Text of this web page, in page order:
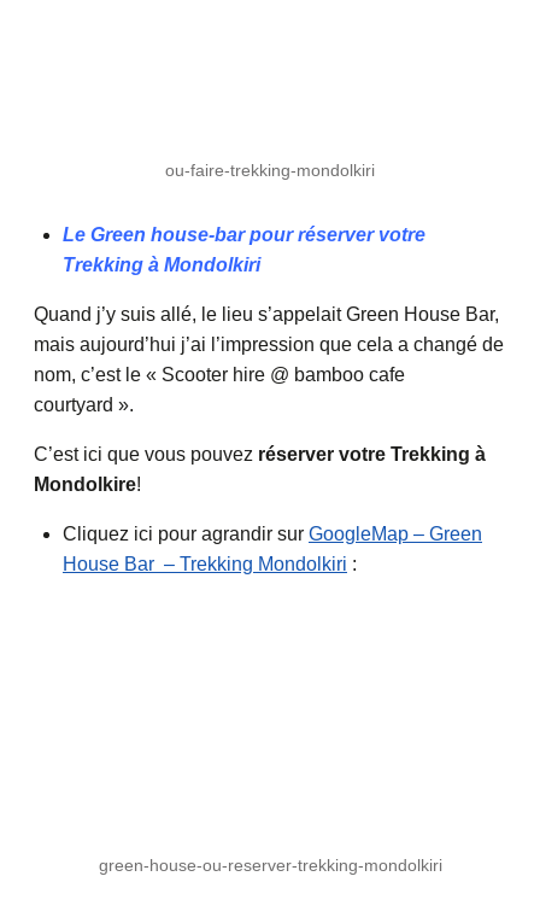
ou-faire-trekking-mondolkiri
Le Green house-bar pour réserver votre
Trekking à Mondolkiri
Quand j’y suis allé, le lieu s’appelait Green House Bar,
mais aujourd’hui j’ai l’impression que cela a changé de
nom, c’est le « Scooter hire @ bamboo cafe
courtyard ».
C’est ici que vous pouvez réserver votre Trekking à
Mondolkire!
Cliquez ici pour agrandir sur GoogleMap – Green
House Bar – Trekking Mondolkiri :
green-house-ou-reserver-trekking-mondolkiri